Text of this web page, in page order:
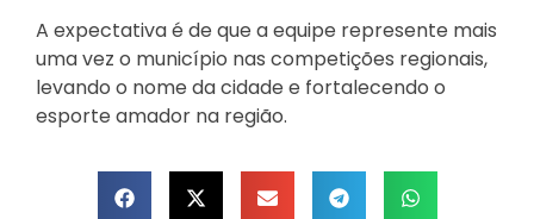
A expectativa é de que a equipe represente mais
uma vez o município nas competições regionais,
levando o nome da cidade e fortalecendo o
esporte amador na região.